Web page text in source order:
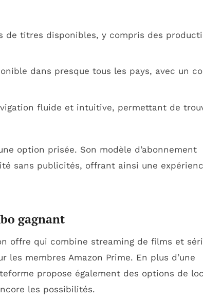
de titres disponibles, y compris des
dans presque tous les pays, avec un
fluide et intuitive, permettant de
option prisée. Son modèle d’abonnement
sans publicités, offrant ainsi une
gagnant
offre qui combine streaming de films et
les membres Amazon Prime. En plus d’une
propose également des options de
les possibilités.